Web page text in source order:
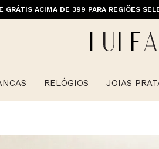
GRÁTIS ACIMA DE 399 PARA REGIÕES
RELÓGIOS JOIAS